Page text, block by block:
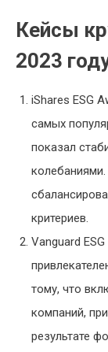
Кейсы
2023
iShares ESG
самых
показал
критериев.
Vanguard
тому, что
компаний,
результате